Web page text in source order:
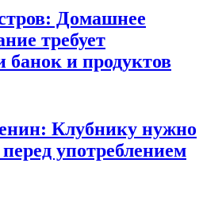
Домашнее
требует
банок и продуктов
Клубнику нужно
употреблением